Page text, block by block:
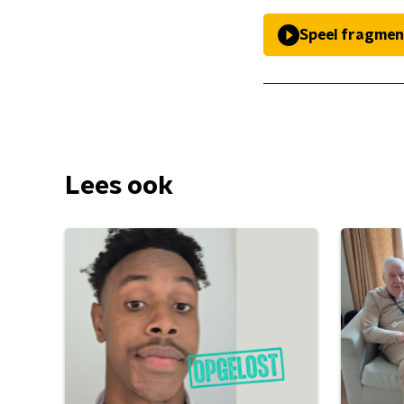
Speel
Lees ook